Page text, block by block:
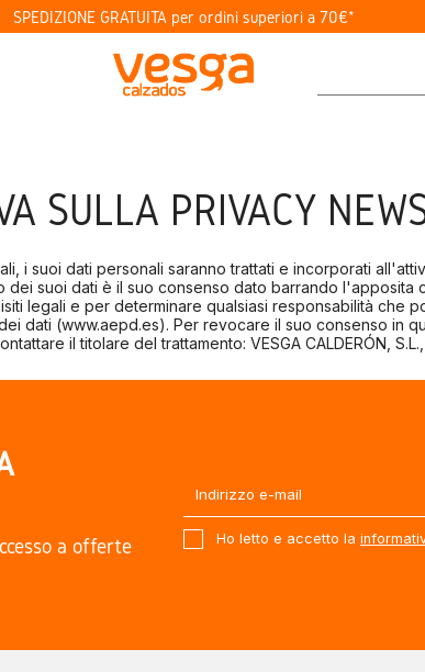
SPEDIZIONE GRATUITA per ordini superiori a 70€*
SULLA PRIVACY
i suoi dati personali saranno trattati e incorporati
dei suoi dati è il suo consenso dato barrando l'apposita
legali e per determinare qualsiasi responsabilità che
dati (www.aepd.es). Per revocare il suo consenso in
il titolare del trattamento: VESGA CALDERÓN,
a offerte
Ho letto e accetto la